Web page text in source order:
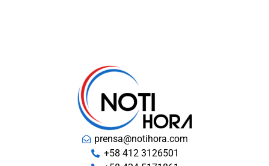
prensa@notihora.com
+58 412 3126501